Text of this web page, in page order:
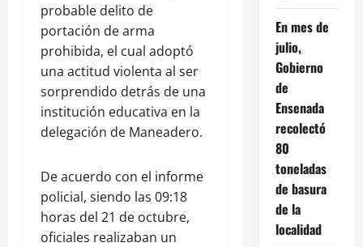
probable delito de
portación de arma
prohibida, el cual adoptó
una actitud violenta al ser
sorprendido detrás de una
institución educativa en la
delegación de Maneadero.
De acuerdo con el informe
policial, siendo las 09:18
horas del 21 de octubre,
oficiales realizaban un
En mes de
julio,
Gobierno
de
Ensenada
recolectó
80
toneladas
de basura
de la
localidad